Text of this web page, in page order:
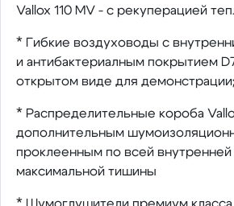
Vallox 110 MV - с рекуперацией
* Гибкие воздуховоды с
и антибактериалным покрытием
открытом виде для демонстрации;
* Распределительные короба
дополнительным
проклеенным по всей
максимальной тишины
* Шумоглушители премиум класса